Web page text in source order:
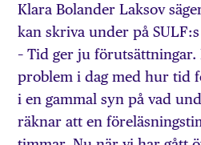
Klara Bolander Laksov
kan skriva under på
– Tid ger ju
problem i dag med hur tid
i en gammal syn på vad
räknar att en